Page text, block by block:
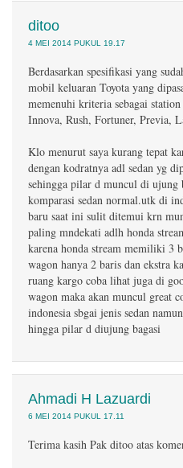
ditoo
4 MEI 2014 PUKUL 19.17
Berdasarkan spesifikasi yang
mobil keluaran Toyota yang
memenuhi kriteria sebagai
Innova, Rush, Fortuner, Previa,
Klo menurut saya kurang tepat
dengan kodratnya adl sedan yg
sehingga pilar d muncul di ujung
komparasi sedan normal.utk di
baru saat ini sulit ditemui krn
paling mndekati adlh honda
karena honda stream memiliki 3
wagon hanya 2 baris dan ekstra
ruang kargo coba lihat juga di
wagon maka akan muncul great
indonesia sbgai jenis sedan
hingga pilar d diujung bagasi
Ahmadi H Lazuardi
6 MEI 2014 PUKUL 17.11
Terima kasih Pak ditoo atas